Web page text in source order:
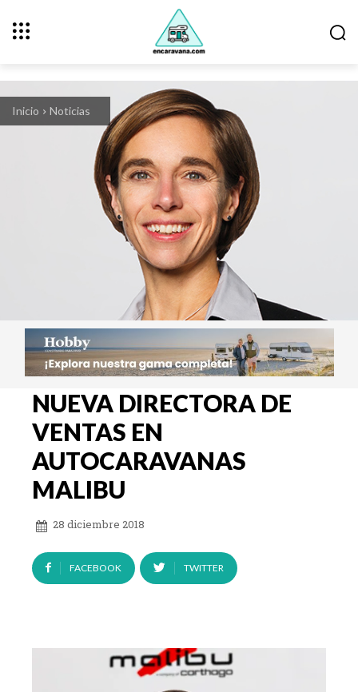
Inicio Noticias
NUEVA DIRECTORA DE
VENTAS EN
AUTOCARAVANAS
MALIBU
28 diciembre 2018
FACEBOOK TWITTER